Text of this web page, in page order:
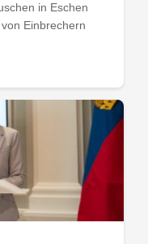
in Eschen
Einbrechern